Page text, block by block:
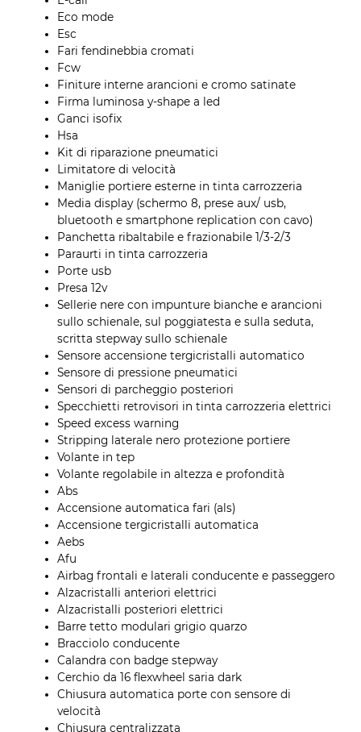
Eco mode
Esc
Fari fendinebbia cromati
Fcw
Finiture interne arancioni e cromo satinate
Firma luminosa y-shape a led
Ganci isofix
Hsa
Kit di riparazione pneumatici
Limitatore di velocità
Maniglie portiere esterne in tinta carrozzeria
Media display (schermo 8, prese aux/ usb,
bluetooth e smartphone replication con cavo)
Panchetta ribaltabile e frazionabile 1/3-2/3
Paraurti in tinta carrozzeria
Porte usb
Presa 12v
Sellerie nere con impunture bianche e arancioni
sullo schienale, sul poggiatesta e sulla seduta,
scritta stepway sullo schienale
Sensore accensione tergicristalli automatico
Sensore di pressione pneumatici
Sensori di parcheggio posteriori
Specchietti retrovisori in tinta carrozzeria elettrici
Speed excess warning
Stripping laterale nero protezione portiere
Volante in tep
Volante regolabile in altezza e profondità
Abs
Accensione automatica fari (als)
Accensione tergicristalli automatica
Aebs
Afu
Airbag frontali e laterali conducente e passeggero
Alzacristalli anteriori elettrici
Alzacristalli posteriori elettrici
Barre tetto modulari grigio quarzo
Bracciolo conducente
Calandra con badge stepway
Cerchio da 16 flexwheel saria dark
Chiusura automatica porte con sensore di
velocità
Chiusura centralizzata